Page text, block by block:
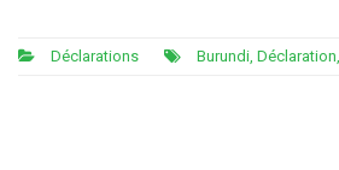
Déclarations Burundi, Déclaration,